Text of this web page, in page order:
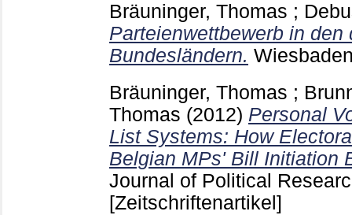
Bräuninger, Thomas ;
Parteienwettbewerb in den
Bundesländern.
Bräuninger, Thomas ;
Thomas (2012) Personal
List Systems: How
Belgian MPs' Bill Initiation
Journal of Political
[Zeitschriftenartikel]